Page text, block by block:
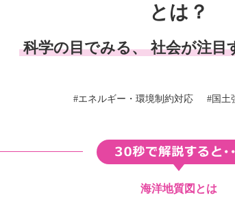
とは？
科学の目でみる、社会が注目
#エネルギー・環境制約対応 #国土
海洋地質図とは